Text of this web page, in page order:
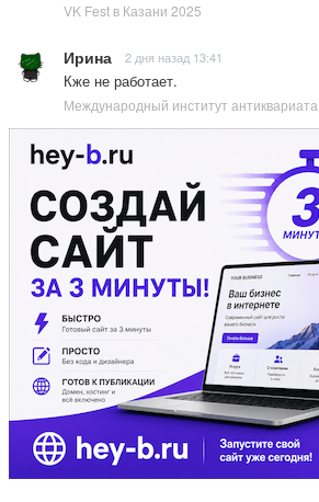
VK Fest в Казани 2025
Ирина 2 дня назад 13:41
Кже не работает.
Международный институт антиквариата